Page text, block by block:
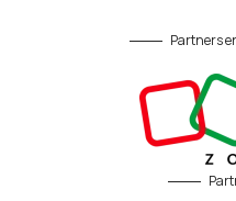
Partners